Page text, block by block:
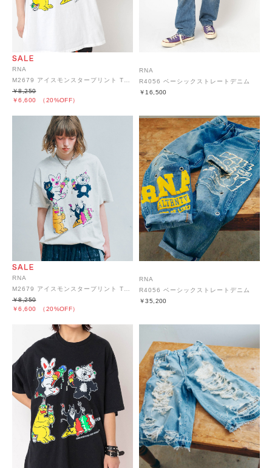
RNA
M2679 アイスモンスタープリント TEE
￥6,600 （20%OFF）
￥8,250
RNA
R4056 ベーシックストレートデニム
￥16,500
RNA
M2679 アイスモンスタープリント TEE
￥6,600 （20%OFF）
￥8,250
RNA
R4056 ベーシックストレートデニム
￥35,200